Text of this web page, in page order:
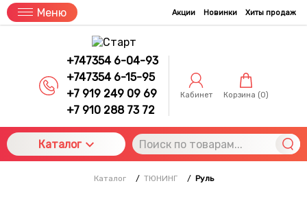
Меню Акции Новинки Хиты продаж
+747354 6-04-93
+747354 6-15-95
+7 919 249 09 69
+7 910 288 73 72
Кабинет Корзина (0)
Каталог
Каталог / ТЮНИНГ / Руль